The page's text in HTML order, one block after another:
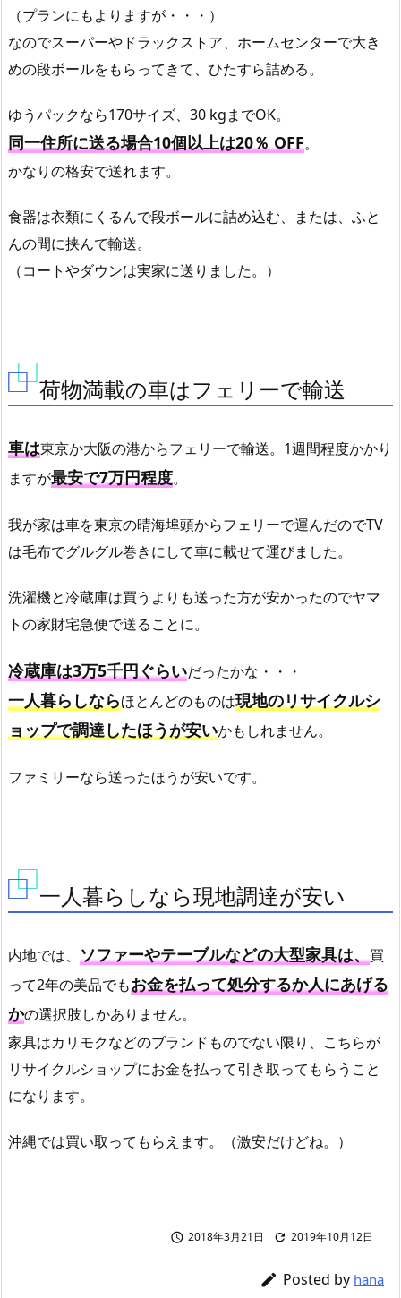
（プランにもよりますが・・・）
なのでスーパーやドラックストア、ホームセンターで大き
めの段ボールをもらってきて、ひたすら詰める。
ゆうパックなら170サイズ、30 kgまでOK。
同一住所に送る場合10個以上は20％ OFF。
かなりの格安で送れます。
食器は衣類にくるんで段ボールに詰め込む、または、ふと
んの間に挟んで輸送。
（コートやダウンは実家に送りました。）
荷物満載の車はフェリーで輸送
車は東京か大阪の港からフェリーで輸送。1週間程度かかり
ますが最安で7万円程度。
我が家は車を東京の晴海埠頭からフェリーで運んだのでTV
は毛布でグルグル巻きにして車に載せて運びました。
洗濯機と冷蔵庫は買うよりも送った方が安かったのでヤマ
トの家財宅急便で送ることに。
冷蔵庫は3万5千円ぐらいだったかな・・・
一人暮らしならほとんどのものは現地のリサイクルシ
ョップで調達したほうが安いかもしれません。
ファミリーなら送ったほうが安いです。
一人暮らしなら現地調達が安い
内地では、 ソファーやテーブルなどの大型家具は、買
って2年の美品でもお金を払って処分するか人にあげる
かの選択肢しかありません。
家具はカリモクなどのブランドものでない限り、こちらが
リサイクルショップにお金を払って引き取ってもらうこと
になります。
沖縄では買い取ってもらえます。（激安だけどね。）
 2018年3月21日  2019年10月12日
 Posted by hana